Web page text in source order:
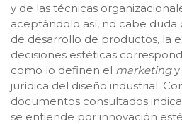
y de las técnicas
aceptándolo así, no cabe duda
de desarrollo de productos, la
decisiones estéticas
como lo definen el marketing
jurídica del diseño industrial.
documentos consultados
se entiende por innovación